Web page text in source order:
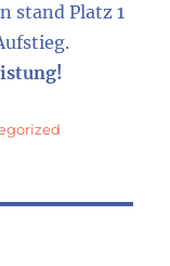
stand Platz 1